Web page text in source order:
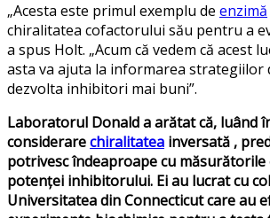
„Acesta este primul exemplu de enzimă
chiralitatea cofactorului său pentru a
a spus Holt. „Acum că vedem că acest
asta va ajuta la informarea strategiilor
dezvolta inhibitori mai buni”.
Laboratorul Donald a arătat că, luând
considerarechiralitatea inversată ,
potrivesc îndeaproape cu
potenței inhibitorului. Ei au lucrat cu
Universitatea din Connecticut care au